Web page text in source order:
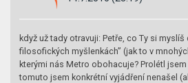
když už tady otravuji: Petře, co Ty si myslíš
filosofických myšlenkách” (jak to v
kterými nás Metro obohacuje? Prolétl
tomuto jsem konkrétní vyjádření nenašel